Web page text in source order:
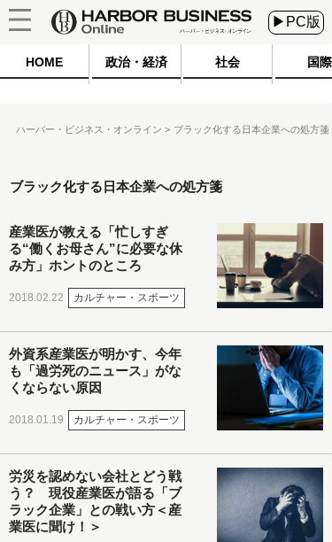
▶PC版
HOME 政治・経済 社会 国際
ハーバー・ビジネス・オンライン ブラック化する日本企業への処方箋
ブラック化する日本企業への処方箋
産業医が教える「忙しすぎ
る“働くお母さん”に必要な休
み方」ホントのところ
2018.02.22 カルチャー・スポーツ
外資系産業医が明かす、今年
も「過労死のニュース」がな
くならない原因
2018.01.19 カルチャー・スポーツ
労災を認めない会社とどう戦
う？ 現役産業医が語る「ブ
ラック企業」との戦い方＜産
業医に聞け！＞